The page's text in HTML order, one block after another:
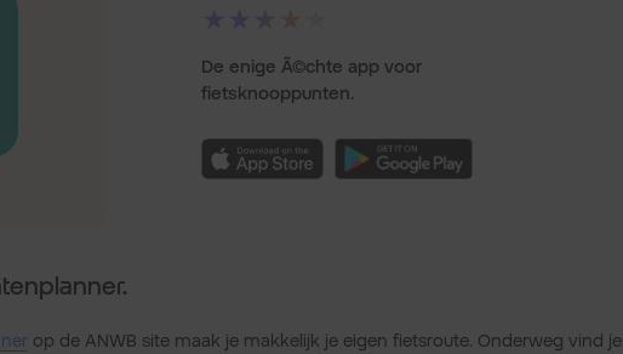
De enige Ã©chte app voor
fietsknooppunten.
op de ANWB site maak je makkelijk je eigen fietsroute. Onderweg vind je